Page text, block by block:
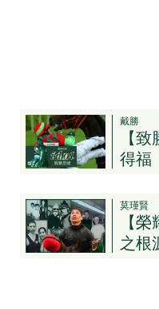
戴勝
【
得福
莫瑾賢
【
之根